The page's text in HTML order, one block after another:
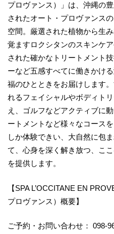
プロヴァンス）」は、沖縄の
されたオート・プロヴァンス
空間。厳選された植物から生
覚ますロクシタンのスキンケ
された確かなトリートメント
ーなど五感すべてに働きかけ
福のひとときをお届けします
れるフェイシャルやボディト
え、ゴルフなどアクティブに
ートメントなど様々なコース
しか体験できい、大自然に包
て、心身を深く解き放つ、こ
を提供します。
【SPA L’OCCITANE EN
プロヴァンス）概要】
ご予約・お問い合わせ： 098-